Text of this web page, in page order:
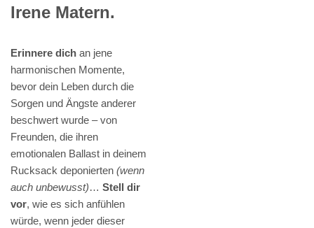
Irene Matern.
Erinnere dich an jene
harmonischen Momente,
bevor dein Leben durch die
Sorgen und Ängste anderer
beschwert wurde – von
Freunden, die ihren
emotionalen Ballast in deinem
Rucksack deponierten (wenn
auch unbewusst)… Stell dir
vor, wie es sich anfühlen
würde, wenn jeder dieser